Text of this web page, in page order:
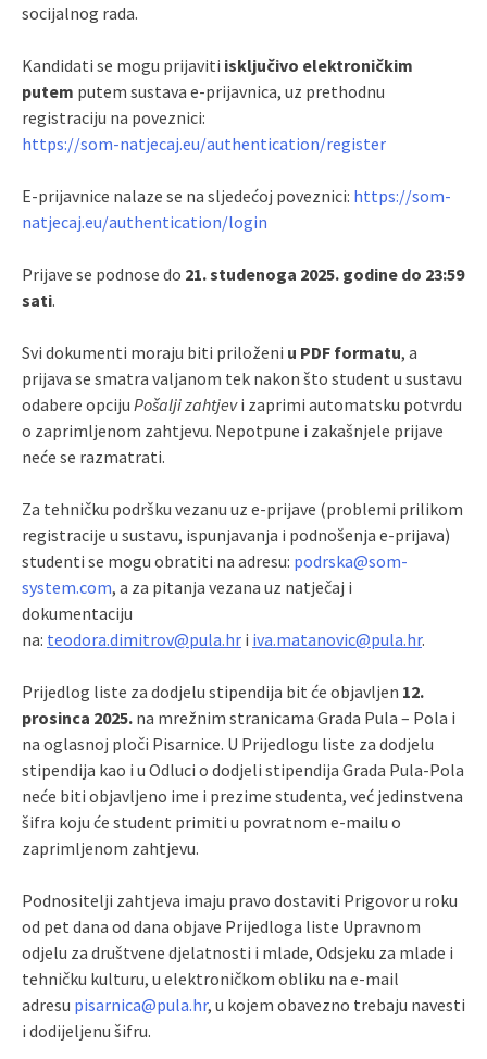
socijalnog rada.
Kandidati se mogu prijaviti isključivo elektroničkim
putem putem sustava e-prijavnica, uz prethodnu
registraciju na poveznici:
https://som-natjecaj.eu/authentication/register
E-prijavnice nalaze se na sljedećoj poveznici: https://som-
natjecaj.eu/authentication/login
Prijave se podnose do 21. studenoga 2025. godine do 23:59
sati.
Svi dokumenti moraju biti priloženi u PDF formatu, a
prijava se smatra valjanom tek nakon što student u sustavu
odabere opciju Pošalji zahtjevi zaprimi automatsku potvrdu
o zaprimljenom zahtjevu. Nepotpune i zakašnjele prijave
neće se razmatrati.
Za tehničku podršku vezanu uz e-prijave (problemi prilikom
registracije u sustavu, ispunjavanja i podnošenja e-prijava)
studenti se mogu obratiti na adresu: podrska@som-
system.com, a za pitanja vezana uz natječaj i
dokumentaciju
na: teodora.dimitrov@pula.hr i iva.matanovic@pula.hr.
Prijedlog liste za dodjelu stipendija bit će objavljen 12.
prosinca 2025. na mrežnim stranicama Grada Pula – Pola i
na oglasnoj ploči Pisarnice. U Prijedlogu liste za dodjelu
stipendija kao i u Odluci o dodjeli stipendija Grada Pula-Pola
neće biti objavljeno ime i prezime studenta, već jedinstvena
šifra koju će student primiti u povratnom e-mailu o
zaprimljenom zahtjevu.
Podnositelji zahtjeva imaju pravo dostaviti Prigovor u roku
od pet dana od dana objave Prijedloga liste Upravnom
odjelu za društvene djelatnosti i mlade, Odsjeku za mlade i
tehničku kulturu, u elektroničkom obliku na e-mail
adresu pisarnica@pula.hr, u kojem obavezno trebaju navesti
i dodijeljenu šifru.